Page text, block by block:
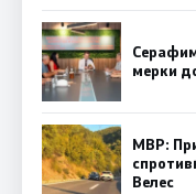
мерки
МВР:
Велес